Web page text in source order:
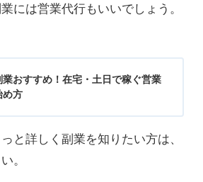
には営業代行もいいでしょう。
業おすすめ！在宅・土日で稼ぐ営業
め方
と詳しく副業を知りたい方は、
。